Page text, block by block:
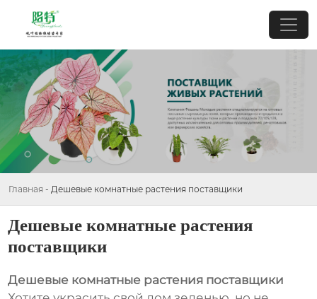
Главная - Дешевые комнатные растения поставщики
Дешевые комнатные растения
поставщики
Дешевые комнатные растения поставщики